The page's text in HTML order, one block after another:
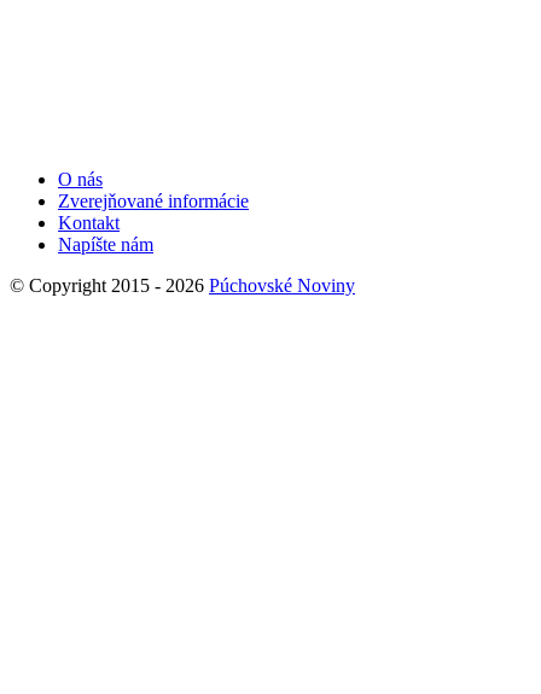
O nás
Zverejňované informácie
Kontakt
Napíšte nám
© Copyright 2015 - 2026 Púchovské Noviny